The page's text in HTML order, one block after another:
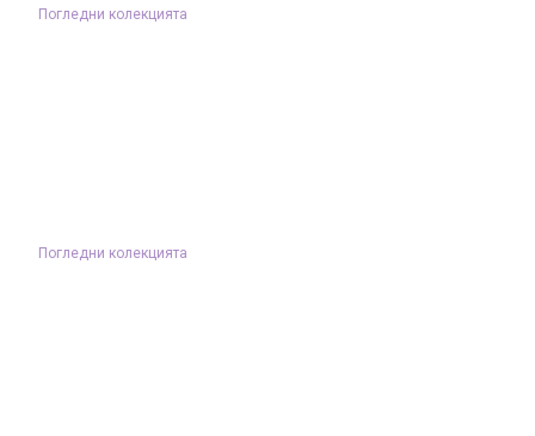
Погледни колекцията
Погледни колекцията